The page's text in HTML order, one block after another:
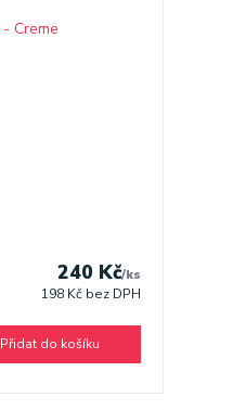
240 Kč/ks
198 Kč bez DPH
Přidat do košíku